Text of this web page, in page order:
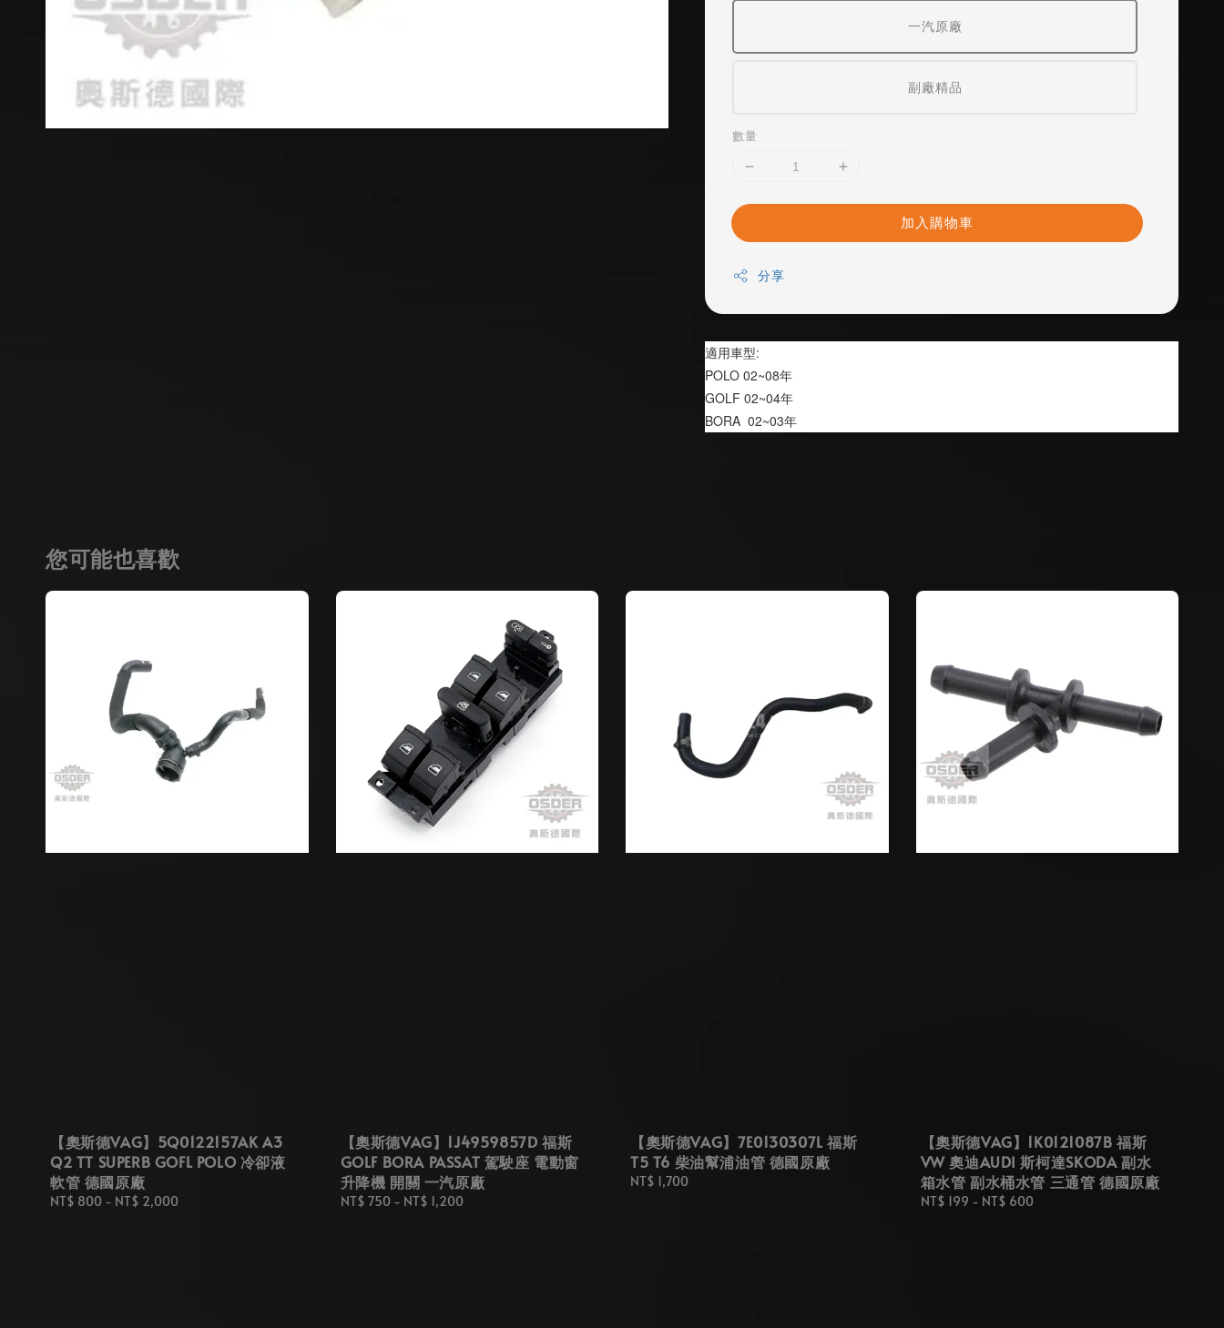
一汽原廠
副廠精品
數量
加入購物車
分享
適用車型:
POLO 02~08年
GOLF 02~04年
BORA  02~03年
您可能也喜歡
【奧斯德VAG】5Q0122157AK A3
Q2 TT SUPERB GOFL POLO 冷卻液
軟管 德國原廠
Regular
NT$ 800 - NT$ 2,000
【奧斯德VAG】1J4959857D 福斯
GOLF BORA PASSAT 駕駛座 電動窗
升降機 開關 一汽原廠
Regular
NT$ 750- NT$ 1,200
【奧斯德VAG】7E0130307L 福斯
T5 T6 柴油幫浦油管 德國原廠
Regular
NT$ 1,700
【奧斯德VAG】1K0121087B 福斯
VW 奧迪AUDI 斯柯達SKODA 副水
箱水管 副水桶水管 三通管 德國原廠
Regular
NT$ 199 - NT$ 600